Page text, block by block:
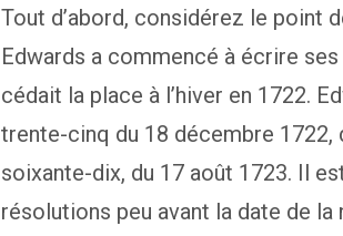
Tout d’abord, considérez le point
Edwards a commencé à écrire
cédait la place à l’hiver en 1722.
trente-cinq du 18 décembre 1722,
soixante-dix, du 17 août 1723. Il
résolutions peu avant la date de